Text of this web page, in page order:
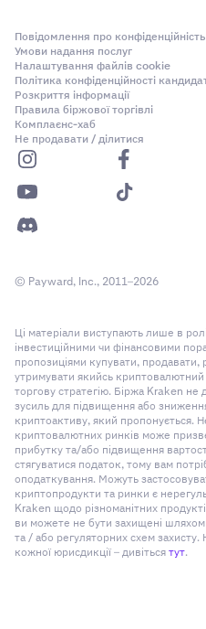
Повідомлення про конфіденційність
Умови надання послуг
Налаштування файлів cookie
Політика конфіденційності
Розкриття інформації
Правила біржової торгівлі
Комплаєнс-хаб
Не продавати / ділитися
© Payward, Inc., 2011–2026
Ці матеріали виступають лише в
інвестиційними чи фінансовими
пропозиціями купувати, продавати,
утримувати якийсь криптовалютний
торгову стратегію. Біржа Kraken не
зусиль для підвищення або
криптоактиву, який пропонується.
криптовалютних ринків може
прибутку та/або підвищення
стягуватися податок, тому вам
оподаткування. Можуть
криптопродукти та ринки є
Kraken щодо різноманітних
ви можете не бути захищені шляхом
та / або регуляторних схем
кожної юрисдикції – дивітьсятут.